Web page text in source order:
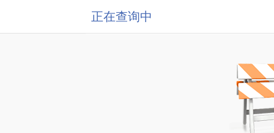
正在查询中